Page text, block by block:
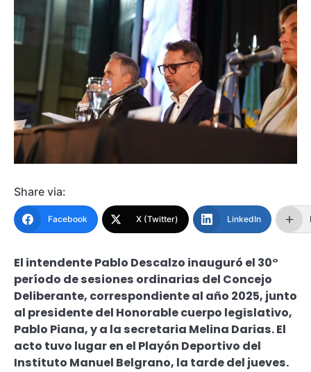
Share via:
Facebook X (Twitter) LinkedIn
El intendente Pablo Descalzo inauguró el 30°
período de sesiones ordinarias del Concejo
Deliberante, correspondiente al año 2025, junto
al presidente del Honorable cuerpo legislativo,
Pablo Piana, y a la secretaria Melina Darias. El
acto tuvo lugar en el Playón Deportivo del
Instituto Manuel Belgrano, la tarde del jueves.